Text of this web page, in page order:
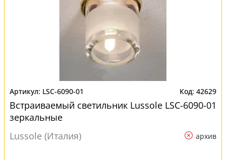
LSC-6090-01 42629
Встраиваемый светильник Lussole LSC-6090-01
зеркальные
Lussole (Италия)
архив